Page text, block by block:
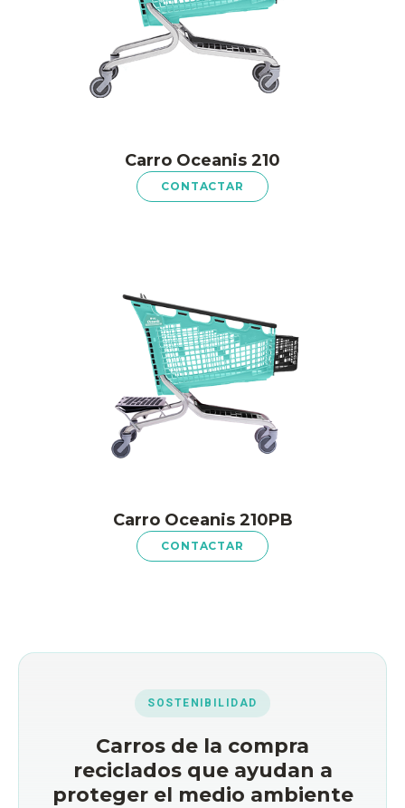
Carro Oceanis 210
CONTACTAR
Carro Oceanis 210PB
CONTACTAR
SOSTENIBILIDAD
Carros de la compra
reciclados que ayudan a
proteger el medio ambiente